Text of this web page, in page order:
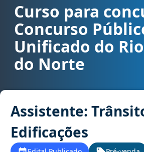
Curso para concurso CPU/RN - Concurso
Curso para
Concurso
Unificado do
do Norte
Assistente:
Edificações